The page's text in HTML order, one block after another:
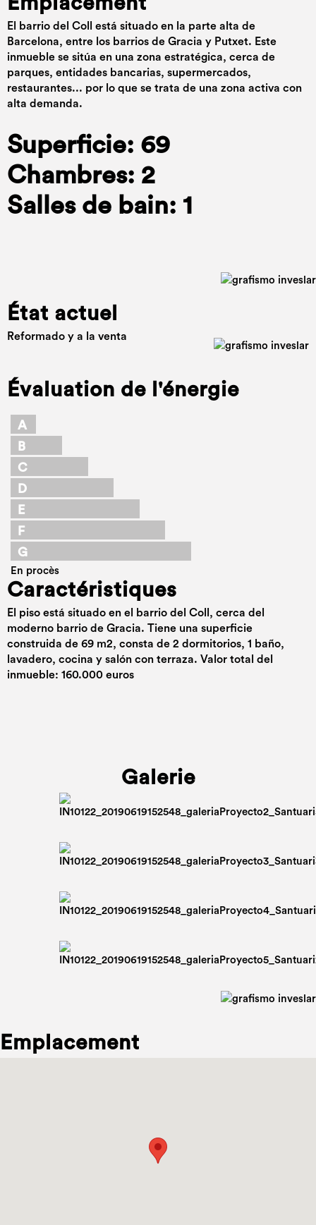
El barrio del Coll está situado en la parte alta de
Barcelona, entre los barrios de Gracia y Putxet. Este
inmueble se sitúa en una zona estratégica, cerca de
parques, entidades bancarias, supermercados,
restaurantes... por lo que se trata de una zona activa con
alta demanda.
Superficie: 69
Chambres: 2
Salles de bain: 1
État actuel
Reformado y a la venta
Évaluation de l'énergie
A
B
C
D
E
F
G
En procès
Caractéristiques
El piso está situado en el barrio del Coll, cerca del
moderno barrio de Gracia. Tiene una superficie
construida de 69 m2, consta de 2 dormitorios, 1 baño,
lavadero, cocina y salón con terraza. Valor total del
inmueble: 160.000 euros
Galerie
Emplacement